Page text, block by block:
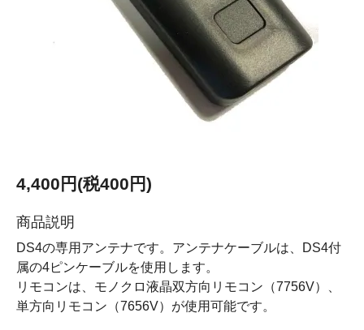
4,400円(税400円)
商品説明
DS4の専用アンテナです。アンテナケーブルは、DS4付
属の4ピンケーブルを使用します。
リモコンは、モノクロ液晶双方向リモコン（7756V）、
単方向リモコン（7656V）が使用可能です。